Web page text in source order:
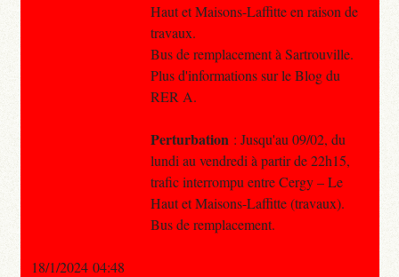
Haut et Maisons-Laffitte en raison de
travaux.
Bus de remplacement à Sartrouville.
Plus d'informations sur le Blog du
RER A.
Perturbation : Jusqu'au 09/02, du
lundi au vendredi à partir de 22h15,
trafic interrompu entre Cergy – Le
Haut et Maisons-Laffitte (travaux).
Bus de remplacement.
18/1/2024 04:48